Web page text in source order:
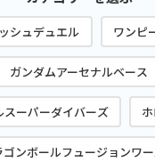
シュデュエル ワンピ
ガンダムアーセナルベース
スーパーダイバーズ
ゴンボールフュージョンワ